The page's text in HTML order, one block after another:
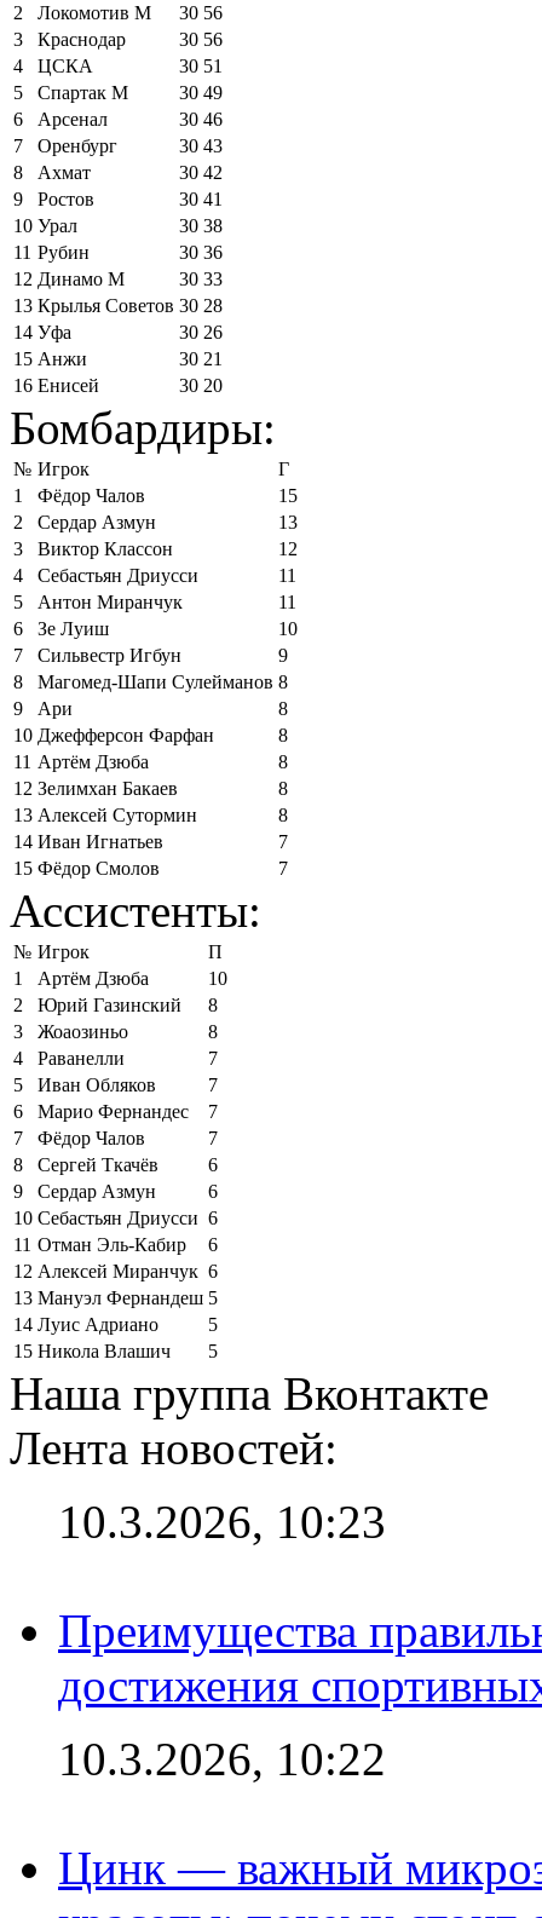
2
Локомотив М 30 56
3
Краснодар 30 56
4
ЦСКА 30 51
5
Спартак М 30 49
6
Арсенал 30 46
7
Оренбург 30 43
8
Ахмат 30 42
9
Ростов 30 41
10 Урал 30 38
11 Рубин 30 36
12 Динамо М 30 33
13 Крылья Советов 30 28
14 Уфа 30 26
15 Анжи 30 21
16 Енисей 30 20
Бомбардиры:
№ Игрок
Г
1
Фёдор Чалов
15
2
Сердар Азмун
13
3
Виктор Классон
12
4
Себастьян Дриусси
11
5
Антон Миранчук
11
6
Зе Луиш
10
7
Сильвестр Игбун
9
8
Магомед-Шапи Сулейманов 8
9
Ари
8
10 Джефферсон Фарфан
8
11 Артём Дзюба
8
12 Зелимхан Бакаев
8
13 Алексей Сутормин
8
14 Иван Игнатьев
7
15 Фёдор Смолов 7
Ассистенты:
№ Игрок
П
1
Артём Дзюба
10
2
Юрий Газинский
8
3
Жоаозиньо
8
4
Раванелли
7
5
Иван Обляков
7
6
Марио Фернандес
7
7
Фёдор Чалов
7
8
Сергей Ткачёв
6
9
Сердар Азмун
6
10 Себастьян Дриусси 6
11 Отман Эль-Кабир
6
12 Алексей Миранчук 6
13 Мануэл Фернандеш 5
14 Луис Адриано
5
15 Никола Влашич 5
Наша группа Вконтакте
Лента новостей:
10.3.2026, 10:23
Преимущества
достижения
10.3.2026, 10:22
Цинк — важный